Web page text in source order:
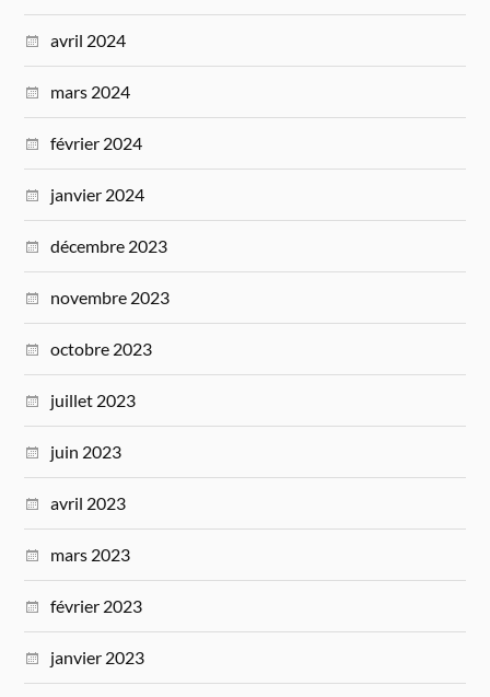
avril 2024
mars 2024
février 2024
janvier 2024
décembre 2023
novembre 2023
octobre 2023
juillet 2023
juin 2023
avril 2023
mars 2023
février 2023
janvier 2023